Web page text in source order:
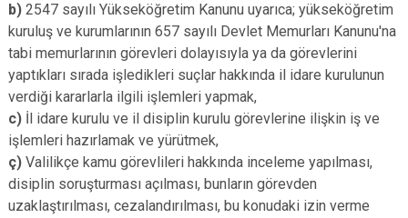
b) 2547 sayılı Yükseköğretim Kanunu uyarıca; yükseköğretim
kuruluş ve kurumlarının 657 sayılı Devlet Memurları Kanunu'na
tabi memurlarının görevleri dolayısıyla ya da görevlerini
yaptıkları sırada işledikleri suçlar hakkında il idare kurulunun
verdiği kararlarla ilgili işlemleri yapmak,
c) İl idare kurulu ve il disiplin kurulu görevlerine ilişkin iş ve
işlemleri hazırlamak ve yürütmek,
ç) Valilikçe kamu görevlileri hakkında inceleme yapılması,
disiplin soruşturması açılması, bunların görevden
uzaklaştırılması, cezalandırılması, bu konudaki izin verme